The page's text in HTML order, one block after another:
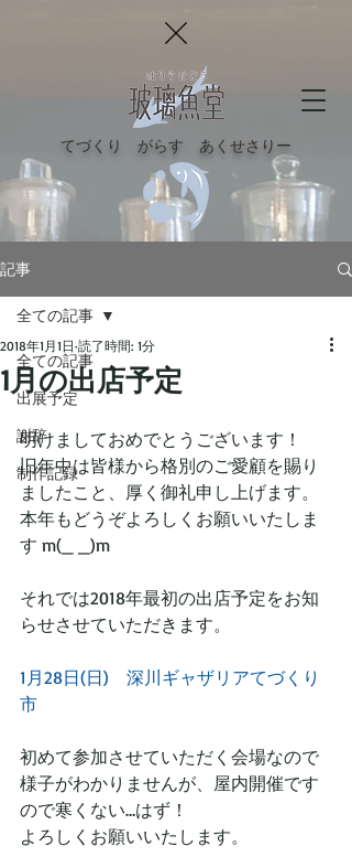
てづくり がらす あくせさりー
記事
全ての記事
出展予定
謝辞
制作記録
全ての記事
1月の出店予定
2018年1月1日 読了時間: 1分
明けましておめでとうございます！
旧年中は皆様から格別のご愛顧を賜り
ましたこと、厚く御礼申し上げます。
本年もどうぞよろしくお願いいたしま
す m(_ _)m
それでは2018年最初の出店予定をお知
らせさせていただきます。
1月28日(日)　深川ギャザリアてづくり
市
初めて参加させていただく会場なので
様子がわかりませんが、屋内開催です
ので寒くない…はず！
よろしくお願いいたします。